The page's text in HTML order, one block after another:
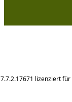
7.7.2.17671 lizenziert für